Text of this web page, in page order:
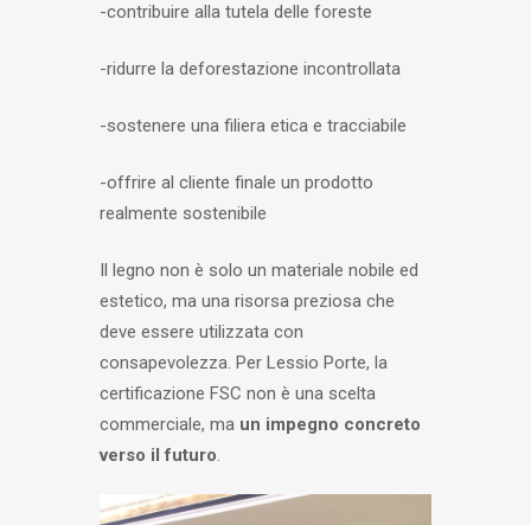
-contribuire alla tutela delle foreste
-ridurre la deforestazione incontrollata
-sostenere una filiera etica e tracciabile
-offrire al cliente finale un prodotto
realmente sostenibile
Il legno non è solo un materiale nobile ed
estetico, ma una risorsa preziosa che
deve essere utilizzata con
consapevolezza. Per Lessio Porte, la
certificazione FSC non è una scelta
commerciale, ma un impegno concreto
verso il futuro.